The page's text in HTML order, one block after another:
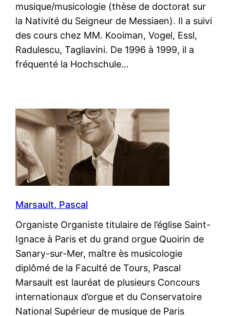
musique/musicologie (thèse de doctorat sur
la Nativité du Seigneur de Messiaen). Il a suivi
des cours chez MM. Kooiman, Vogel, Essl,
Radulescu, Tagliavini. De 1996 à 1999, il a
fréquenté la Hochschule…
Marsault, Pascal
Organiste Organiste titulaire de l’église Saint-
Ignace à Paris et du grand orgue Quoirin de
Sanary-sur-Mer, maître ès musicologie
diplômé de la Faculté de Tours, Pascal
Marsault est lauréat de plusieurs Concours
internationaux d’orgue et du Conservatoire
National Supérieur de musique de Paris